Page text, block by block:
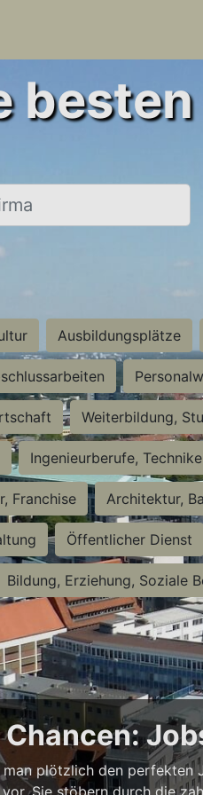
Ausbildungsplätze
Weiterbildung,
Ingenieurberufe,
Franchise Architektur,
Öffentlicher Dienst
Bildung, Erziehung, Soziale
plötzlich den